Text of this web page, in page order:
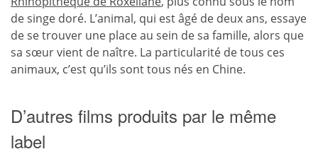
de singe doré. L’animal, qui est âgé de deux ans, essaye
de se trouver une place au sein de sa famille, alors que
sa sœur vient de naître. La particularité de tous ces
animaux, c’est qu’ils sont tous nés en Chine.
D’autres films produits par le même
label